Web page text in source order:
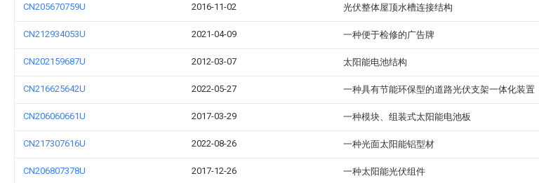
CN205670759U 2016-11-02 光伏整体屋顶水槽连接结构
CN212934053U 2021-04-09 一种便于检修的广告牌
CN202159687U 2012-03-07 太阳能电池结构
CN216625642U 2022-05-27 一种具有节能环保型的道路光伏支架一体化装置
CN206060661U 2017-03-29 一种模块、组装式太阳能电池板
CN217307616U 2022-08-26 一种光面太阳能铝型材
CN206807378U 2017-12-26 一种太阳能光伏组件